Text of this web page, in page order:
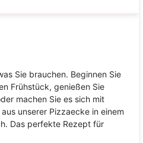
Sie brauchen. Beginnen Sie
Frühstück, genießen Sie
machen Sie es sich mit
unserer Pizzaecke in einem
Das perfekte Rezept für